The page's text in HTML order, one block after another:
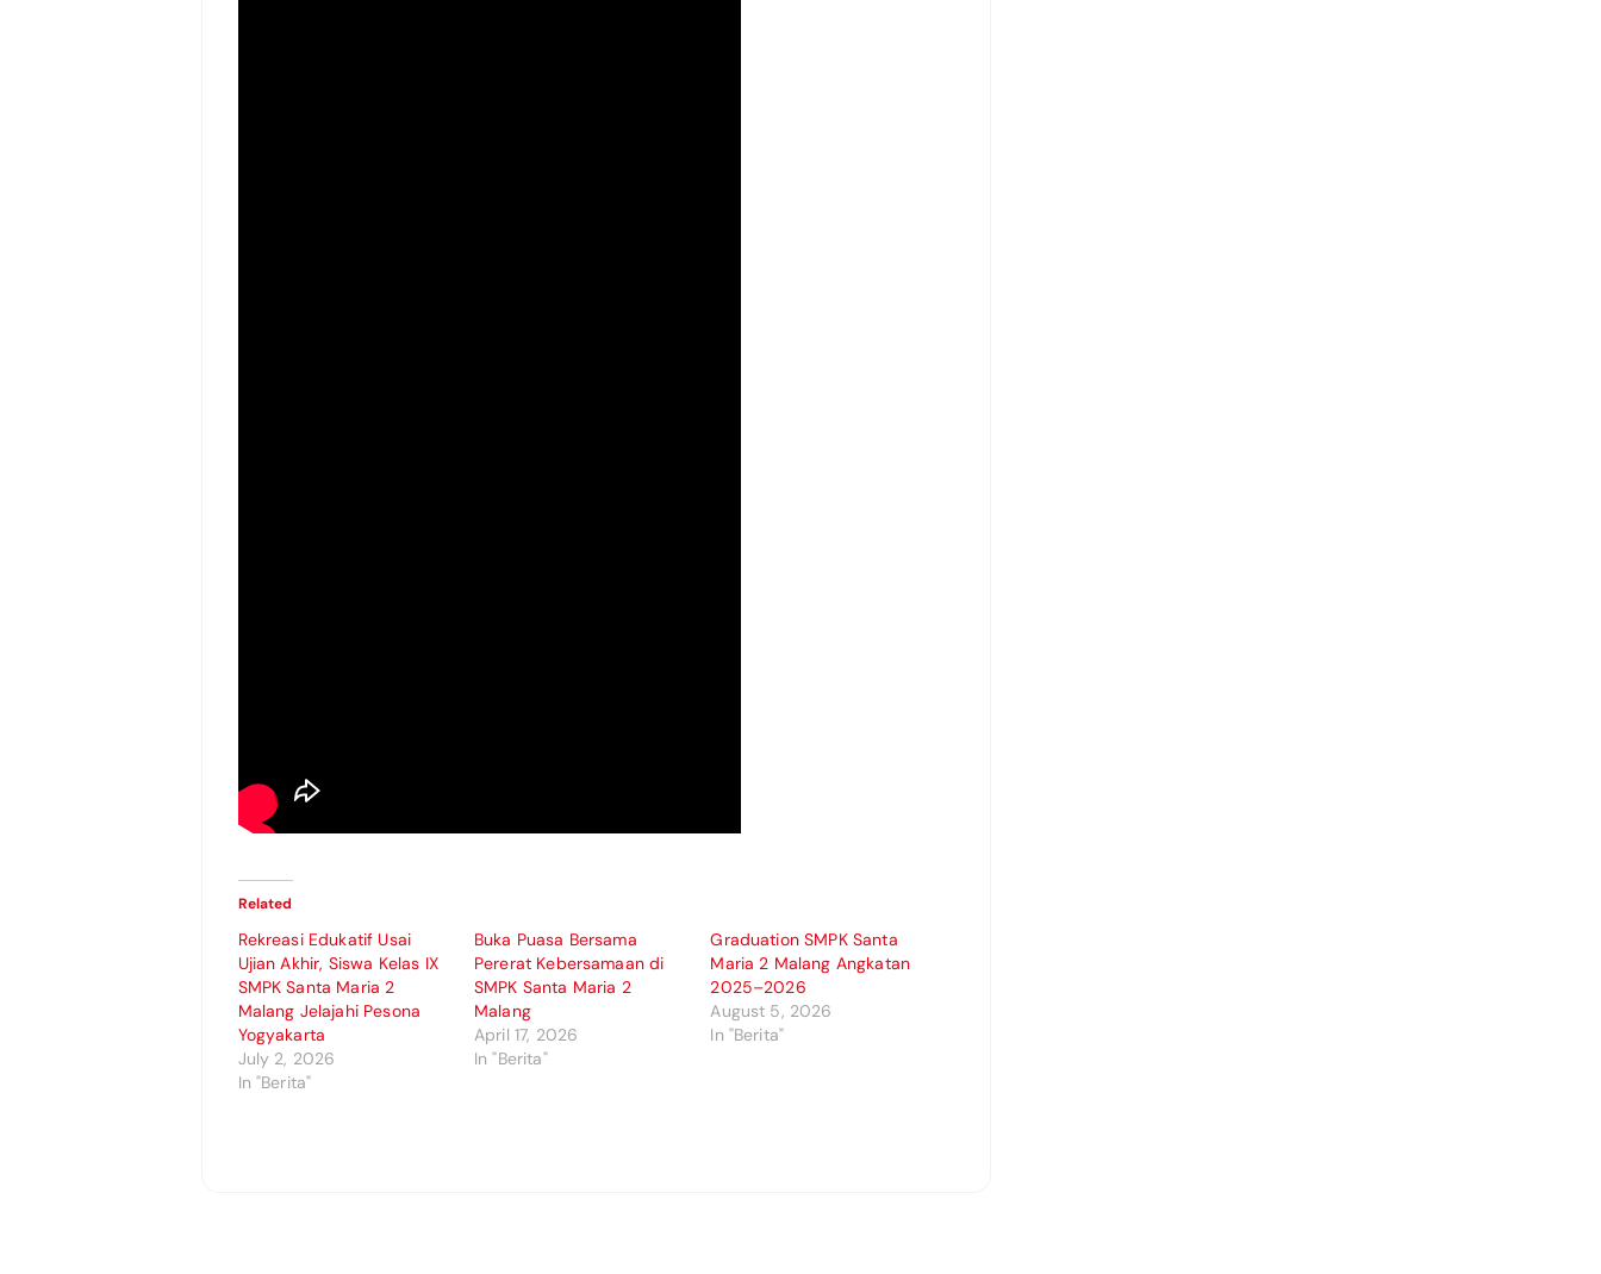
Related
Rekreasi Edukatif Usai
Ujian Akhir, Siswa Kelas IX
SMPK Santa Maria 2
Malang Jelajahi Pesona
Yogyakarta
July 2, 2026
In "Berita"
Buka Puasa Bersama
Pererat Kebersamaan di
SMPK Santa Maria 2
Malang
April 17, 2026
In "Berita"
Graduation SMPK Santa
Maria 2 Malang Angkatan
2025–2026
August 5, 2026
In "Berita"